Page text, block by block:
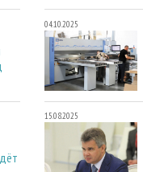
04.10.2025
15.08.2025